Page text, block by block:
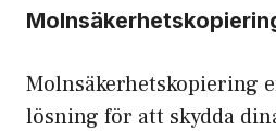
Molnsäkerhetskopiering
lösning för att skydda